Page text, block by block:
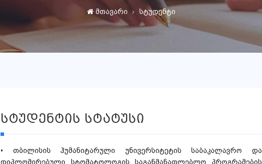
მთავარი სტუდენტი
სტუდენტის სტატუსი
• თბილისის ჰუმანიტარული უნივერსიტეტის საბაკალავრო და
დიპლომირებული სტომატოლოგის საგანმანათლებლო პროგრამების